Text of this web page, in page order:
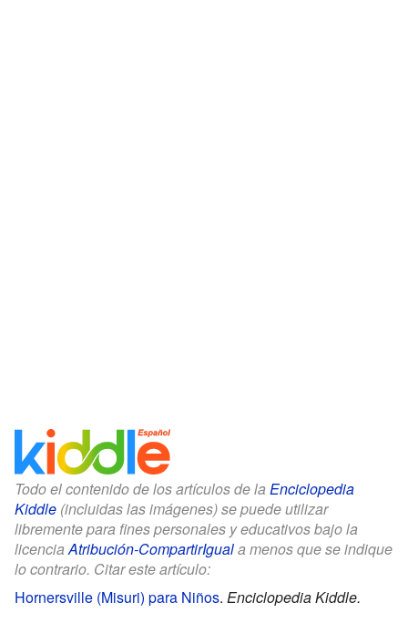
Todo el contenido de los artículos de la Enciclopedia
Kiddle (incluidas las imágenes) se puede utilizar
libremente para fines personales y educativos bajo la
licenciaAtribución-CompartirIguala menos que se indique
lo contrario. Citar este artículo:
Hornersville (Misuri) para Niños. Enciclopedia Kiddle.